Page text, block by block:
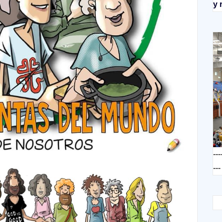
y
---